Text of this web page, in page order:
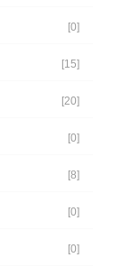
[0]
[15]
[20]
[0]
[8]
[0]
[0]